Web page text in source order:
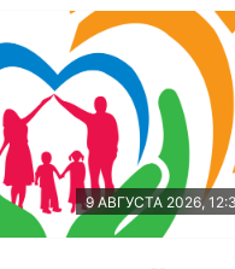
9 АВГУСТА 2026,